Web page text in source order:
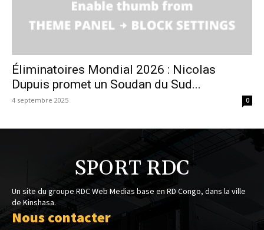
Éliminatoires Mondial 2026 : Nicolas
Dupuis promet un Soudan du Sud...
4 septembre 2025 0
SPORT RDC
Un site du groupe RDC Web Medias base en RD Congo, dans la ville
de Kinshasa.
Nous contacter